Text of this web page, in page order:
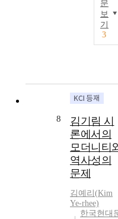
문
보
기
3
8
김기림 시
론에서의
모더니티
역사성의
문제
김예리(Kim
Ye-rhee)
한국현대